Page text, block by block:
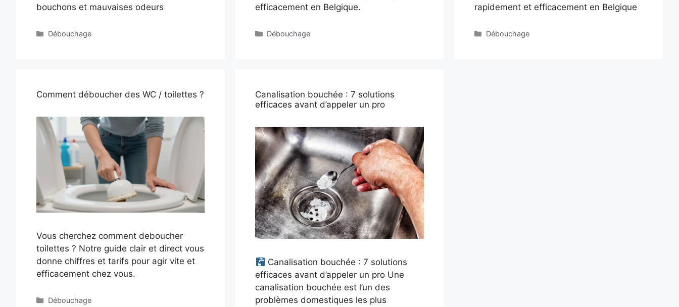
bouchons et mauvaises odeurs
Catégories
Débouchage
efficacement en Belgique.
Catégories
Débouchage
rapidement et efficacement en Belgique
Catégories
Débouchage
Comment déboucher des WC / toilettes ?
Vous cherchez comment deboucher
toilettes ? Notre guide clair et direct vous
donne chiffres et tarifs pour agir vite et
efficacement chez vous.
Catégories
Débouchage
Canalisation bouchée : 7 solutions
efficaces avant d’appeler un pro
Canalisation bouchée : 7 solutions
efficaces avant d’appeler un pro Une
canalisation bouchée est l’un des
problèmes domestiques les plus